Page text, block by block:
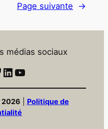
Page suivante →
médias sociaux
LinkedIn YouTube
Politique de